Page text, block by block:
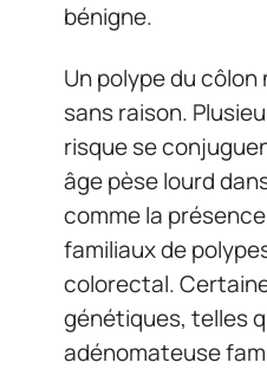
bénigne.
Un polype du côlon
sans raison.
risque se
âge pèse lourd
comme la
familiaux de
colorectal.
génétiques, telles
adénomateuse